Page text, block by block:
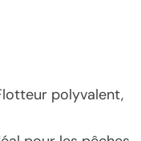
polyvalent,